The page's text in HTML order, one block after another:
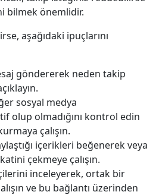
bilmek önemlidir.
aşağıdaki ipuçlarını
göndererek neden takip
sosyal medya
olup olmadığını kontrol edin
çalışın.
içerikleri beğenerek veya
çekmeye çalışın.
inceleyerek, ortak bir
ve bu bağlantı üzerinden